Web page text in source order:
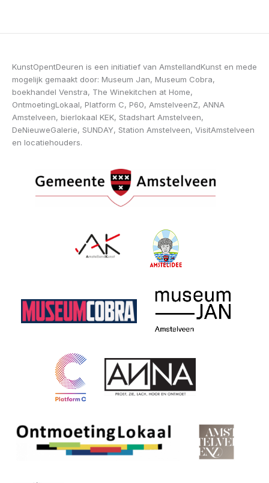
KunstOpentDeuren is een initiatief van AmstellandKunst en mede
mogelijk gemaakt door: Museum Jan, Museum Cobra,
boekhandel Venstra, The Winekitchen at Home,
OntmoetingLokaal, Platform C, P60, AmstelveenZ, ANNA
Amstelveen, bierlokaal KEK, Stadshart Amstelveen,
DeNieuweGalerie, SUNDAY, Station Amstelveen, VisitAmstelveen
en locatiehouders.